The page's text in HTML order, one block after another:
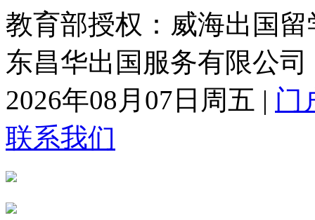
教育部授权：威海出国留
东昌华出国服务有限公司
2026年08月07日周五 | 门
联系我们